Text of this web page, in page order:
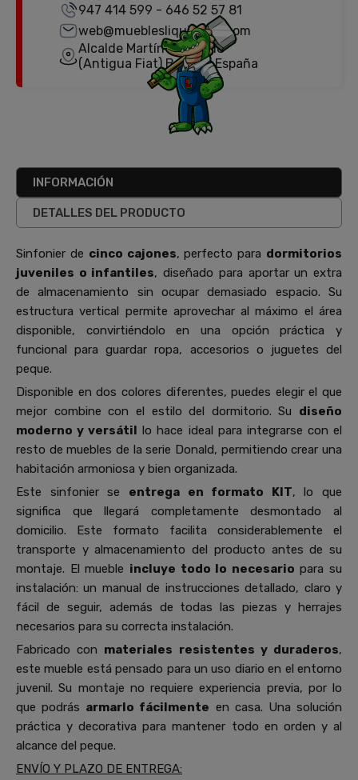
947 414 599 - 646 52 57 81
web@mueblesliquidator.com
Alcalde Martín Cobos, 18
(Antigua Fiat) Burgos, España
INFORMACIÓN
DETALLES DEL PRODUCTO
Sinfonier de cinco cajones, perfecto para dormitorios
juveniles o infantiles, diseñado para aportar un extra
de almacenamiento sin ocupar demasiado espacio. Su
estructura vertical permite aprovechar al máximo el área
disponible, convirtiéndolo en una opción práctica y
funcional para guardar ropa, accesorios o juguetes del
peque.
Disponible en dos colores diferentes, puedes elegir el que
mejor combine con el estilo del dormitorio. Su diseño
moderno y versátil lo hace ideal para integrarse con el
resto de muebles de la serie Donald, permitiendo crear una
habitación armoniosa y bien organizada.
Este sinfonier se entrega en formato KIT, lo que
significa que llegará completamente desmontado al
domicilio. Este formato facilita considerablemente el
transporte y almacenamiento del producto antes de su
montaje. El mueble incluye todo lo necesario para su
instalación: un manual de instrucciones detallado, claro y
fácil de seguir, además de todas las piezas y herrajes
necesarios para su correcta instalación.
Fabricado con materiales resistentes y duraderos,
este mueble está pensado para un uso diario en el entorno
juvenil. Su montaje no requiere experiencia previa, por lo
que podrás armarlo fácilmente en casa. Una solución
práctica y decorativa para mantener todo en orden y al
alcance del peque.
ENVÍO Y PLAZO DE ENTREGA: